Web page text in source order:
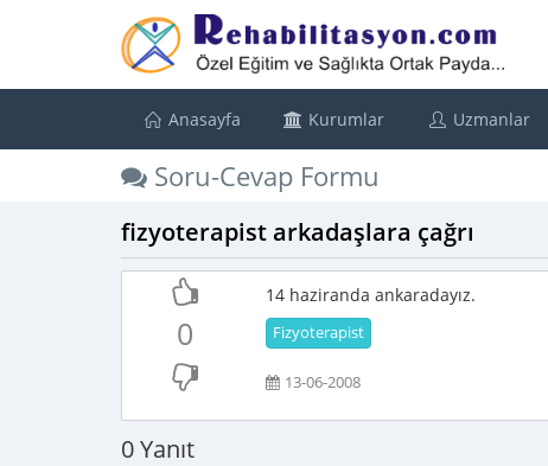
Anasayfa Kurumlar Uzmanlar
Soru-Cevap Formu
fizyoterapist arkadaşlara çağrı
0
14 haziranda ankaradayız.
Fizyoterapist
13-06-2008
0 Yanıt